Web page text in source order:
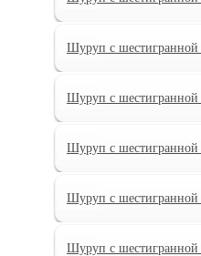
Шуруп с
Шуруп с
Шуруп с
Шуруп с
Шуруп с